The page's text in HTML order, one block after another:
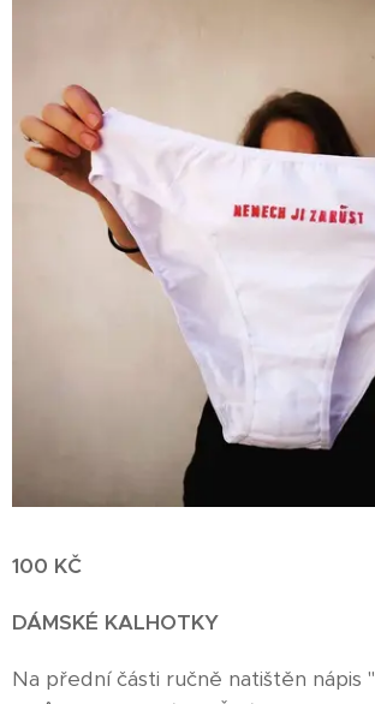
100 KČ
DÁMSKÉ KALHOTKY
Na přední části ručně natištěn nápis